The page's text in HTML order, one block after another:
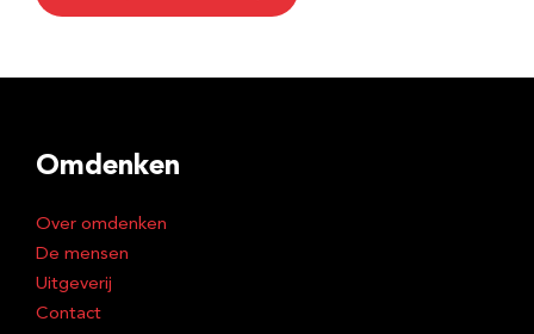
Omdenken
Over omdenken
De mensen
Uitgeverij
Contact